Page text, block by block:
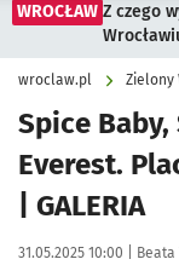
WROCŁAW Z czego
wroclaw.pl Zielony
Spice
Everest.
| GALERIA
Data publikacji:
31.05.2025 10:00 | Autor:
Beata